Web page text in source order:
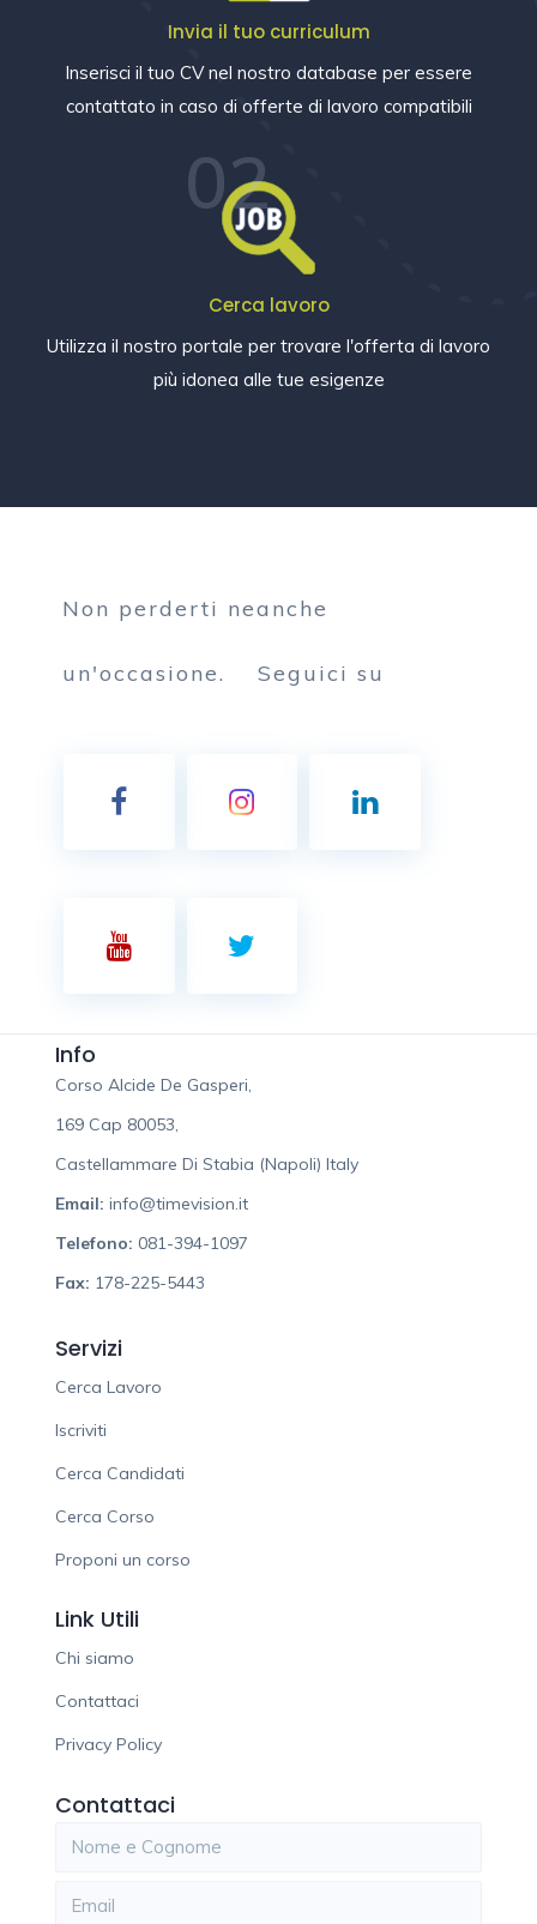
Invia il tuo curriculum
Inserisci il tuo CV nel nostro database per essere
contattato in caso di offerte di lavoro compatibili
02
Cerca lavoro
Utilizza il nostro portale per trovare l'offerta di lavoro
più idonea alle tue esigenze
Non perderti neanche
un'occasione. Seguici su
Info
Corso Alcide De Gasperi,
169 Cap 80053,
Castellammare Di Stabia (Napoli) Italy
Email: info@timevision.it
Telefono: 081-394-1097
Fax: 178-225-5443
Servizi
Cerca Lavoro
Iscriviti
Cerca Candidati
Cerca Corso
Proponi un corso
Link Utili
Chi siamo
Contattaci
Privacy Policy
Contattaci